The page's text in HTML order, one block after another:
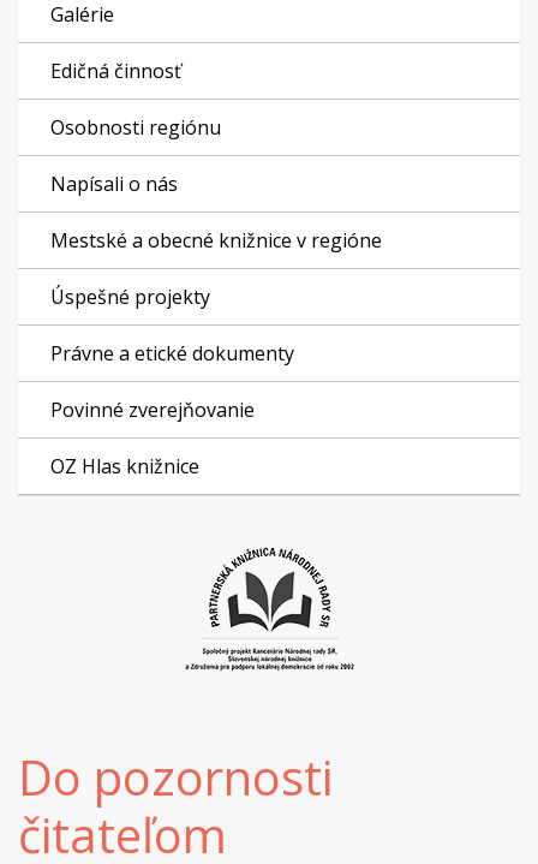
Galérie
Edičná činnosť
Osobnosti regiónu
Napísali o nás
Mestské a obecné knižnice v regióne
Úspešné projekty
Právne a etické dokumenty
Povinné zverejňovanie
OZ Hlas knižnice
Do pozornosti
čitateľom